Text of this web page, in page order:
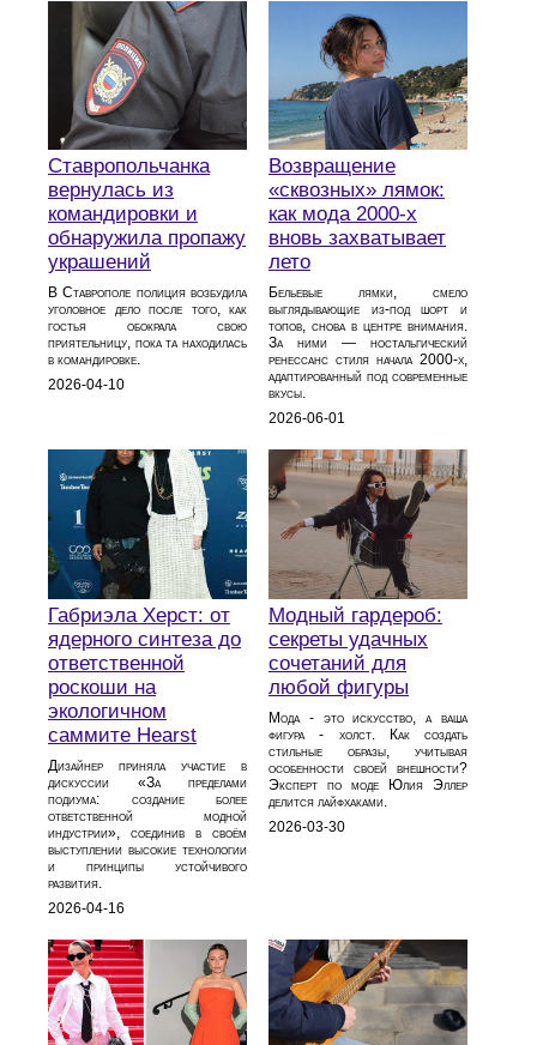
Ставропольчанка
вернулась из
командировки и
обнаружила пропажу
украшений
В Ставрополе полиция возбудила
уголовное дело после того, как
гостья обокрала свою
приятельницу, пока та находилась
в командировке.
2026-04-10
Возвращение
«сквозных» лямок:
как мода 2000‑х
вновь захватывает
лето
Бельевые лямки, смело
выглядывающие из‑под шорт и
топов, снова в центре внимания.
За ними — ностальгический
ренессанс стиля начала 2000‑х,
адаптированный под современные
вкусы.
2026-06-01
Габриэла Херст: от
ядерного синтеза до
ответственной
роскоши на
экологичном
саммите Hearst
Дизайнер приняла участие в
дискуссии «За пределами
подиума: создание более
ответственной модной
индустрии», соединив в своём
выступлении высокие технологии
и принципы устойчивого
развития.
2026-04-16
Модный гардероб:
секреты удачных
сочетаний для
любой фигуры
Мода - это искусство, а ваша
фигура - холст. Как создать
стильные образы, учитывая
особенности своей внешности?
Эксперт по моде Юлия Эллер
делится лайфхаками.
2026-03-30